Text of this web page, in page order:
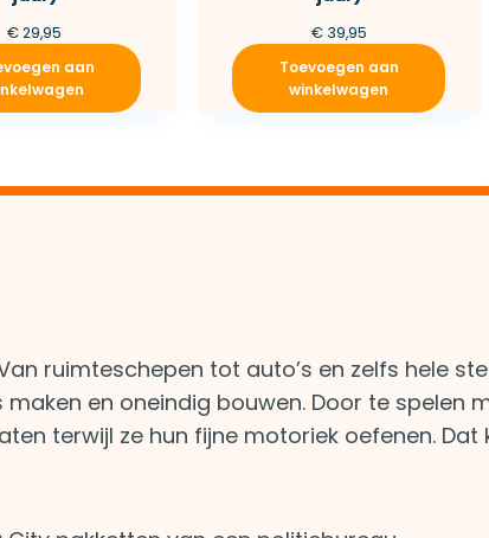
€29,95
aan
€39,95
Toevoegen aan
winkelwagen
ruimteschepen tot auto’s en zelfs hele
en oneindig bouwen. Door te spelen
terwijl ze hun fijne motoriek oefenen. Dat